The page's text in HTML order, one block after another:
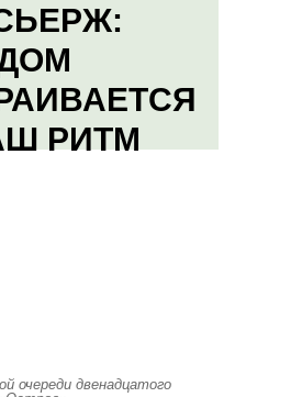
РИТМ
очереди двенадцатого